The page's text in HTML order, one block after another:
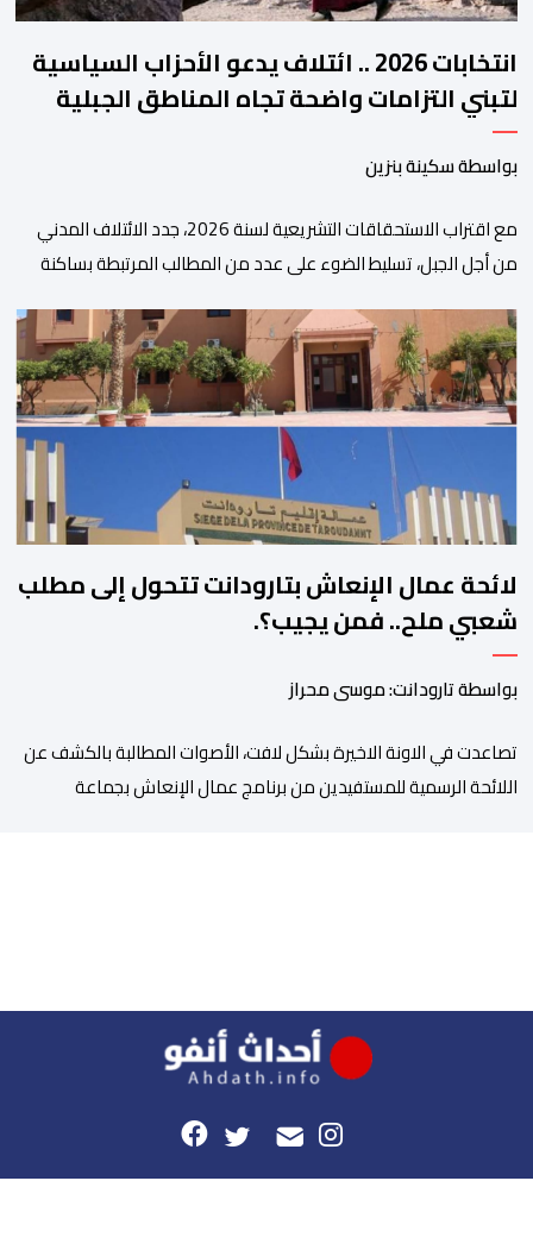
انتخابات 2026 .. ائتلاف يدعو الأحزاب السياسية
لتبني التزامات واضحة تجاه المناطق الجبلية
بواسطة سكينة بنزين
مع اقتراب الاستحقاقات التشريعية لسنة 2026، جدد الائتلاف المدني
من أجل الجبل، تسليط الضوء على عدد من المطالب المرتبطة بساكنة
فيها الأحزاب السياسية، إلى ادراج 10 التزامات ضمن برامجها الانتخابية
المنتظرة، في إطار تعاقد سياسي مع المناطق الجبلية والانتقال من
الوعود الانتخابية إلى التزامات عملية […]
لائحة عمال الإنعاش بتارودانت تتحول إلى مطلب
شعبي ملح.. فمن يجيب؟.
بواسطة تارودانت: موسى محراز
تصاعدت في الاونة الاخيرة بشكل لافت، الأصوات المطالبة بالكشف عن
اللائحة الرسمية للمستفيدين من برنامج عمال الإنعاش بجماعة